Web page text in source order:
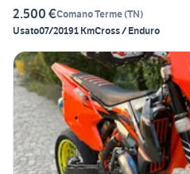
2.500 €Comano Terme(TN)
Usato07/20191 KmCross / Enduro